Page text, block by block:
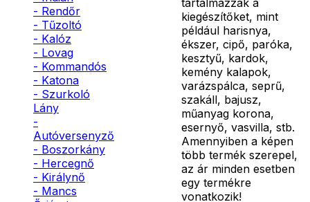
- Rendőr
- Tűzoltó
- Kalóz
- Lovag
- Kommandós
- Katona
- Szurkoló
Lány
-
Autóversenyző
- Boszorkány
- Hercegnő
- Királynő
- Mancs
kiegészítőket, mint
például harisnya,
ékszer, cipő, paróka,
kesztyű, kardok,
kemény kalapok,
varázspálca, seprű,
szakáll, bajusz,
műanyag korona,
esernyő, vasvilla, stb.
Amennyiben a képen
több termék szerepel,
az ár minden esetben
egy termékre
vonatkozik!